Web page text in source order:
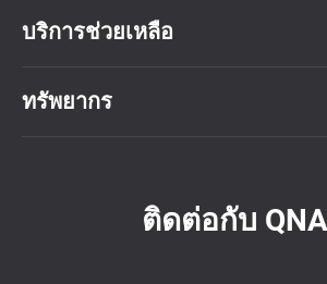
บริการช่วยเหลือ
ทรัพยากร
ติดต่อกับ